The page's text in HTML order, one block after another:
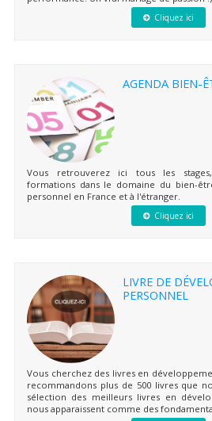
Cliquez ici
AGENDA BIEN-
Vous retrouverez ici tous les
formations dans le domaine du bien-
personnel en France et à l'étranger.
Cliquez ici
LIVRE DE
PERSONNEL
Vous cherchez des livres en
recommandons plus de 500 livres que
sélection des meilleurs livres en
nous apparaissent comme des